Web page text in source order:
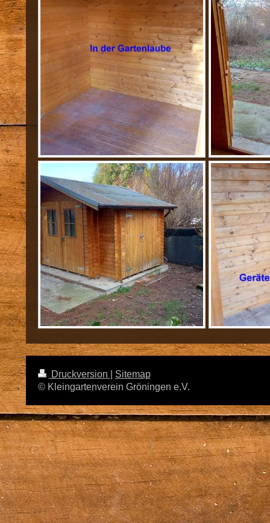
Druckversion
Sitemap
© Kleingartenverein Gröningen e.V.